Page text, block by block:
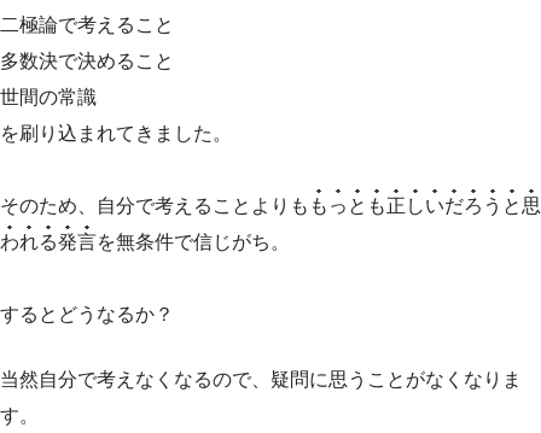
二極論で考えること
多数決で決めること
世間の常識
を刷り込まれてきました。
そのため、自分で考えることよりも もっとも正しいだろうと思
われる発言を無条件で信じがち。
するとどうなるか？
当然自分で考えなくなるので、疑問に思うことがなくなりま
す。